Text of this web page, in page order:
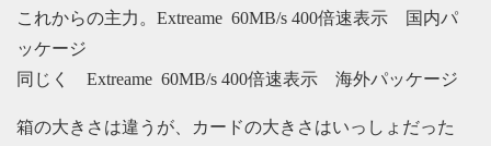
これからの主力。Extreame 60MB/s 400倍速表示 国内パ
ッケージ
同じく Extreame 60MB/s 400倍速表示 海外パッケージ
箱の大きさは違うが、カードの大きさはいっしょだった